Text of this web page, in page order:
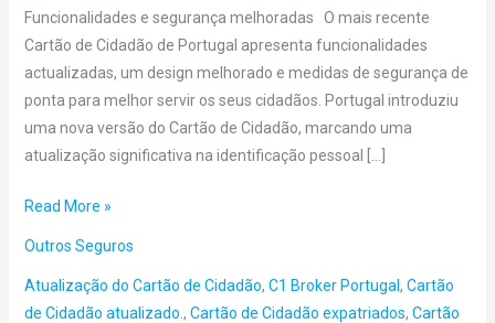
Funcionalidades e segurança melhoradas O mais recente
Cartão de Cidadão de Portugal apresenta funcionalidades
actualizadas, um design melhorado e medidas de segurança de
ponta para melhor servir os seus cidadãos. Portugal introduziu
uma nova versão do Cartão de Cidadão, marcando uma
atualização significativa na identificação pessoal […]
Read More »
Outros Seguros
Atualização do Cartão de Cidadão, C1 Broker Portugal , Cartão
de Cidadão atualizado. , Cartão de Cidadão expatriados, Cartão